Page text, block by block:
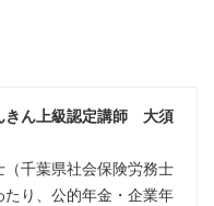
きん上級認定講師 大須
千葉県社会保険労務士
り、公的年金・企業年